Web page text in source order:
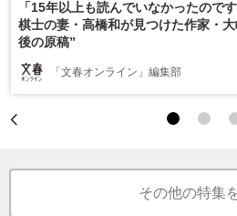
「15年以上も読んでいなかったので
棋士の妻・高橋和が見つけた作家・
後の原稿”
「文春オンライン」編集部
その他の特集